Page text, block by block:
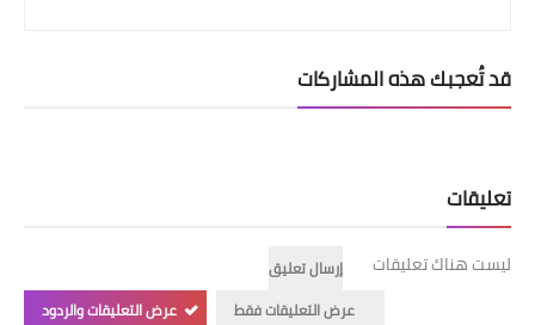
قد تُعجبك هذه المشاركات
تعليقات
ليست هناك تعليقات
إرسال تعليق
عرض التعليقات فقط
عرض التعليقات والردود